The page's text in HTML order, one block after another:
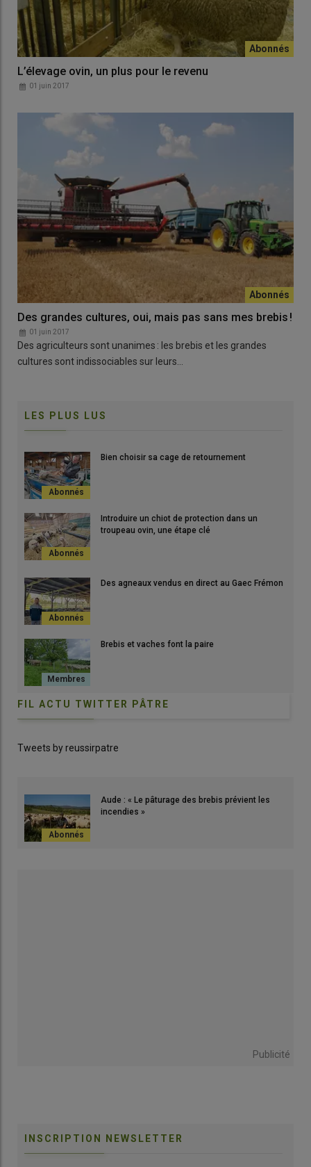
L’élevage ovin, un plus pour le revenu
01 juin 2017
Des grandes cultures, oui, mais pas sans mes brebis !
01 juin 2017
Des agriculteurs sont unanimes : les brebis et les grandes
cultures sont indissociables sur leurs…
LES PLUS LUS
Bien choisir sa cage de retournement
Introduire un chiot de protection dans un
troupeau ovin, une étape clé
Des agneaux vendus en direct au Gaec Frémon
Brebis et vaches font la paire
FIL ACTU TWITTER PÂTRE
Tweets by reussirpatre
Aude : « Le pâturage des brebis prévient les
incendies »
Publicité
INSCRIPTION NEWSLETTER